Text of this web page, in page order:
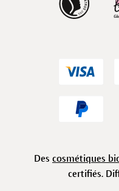
Des cosmétiques
certifiés.